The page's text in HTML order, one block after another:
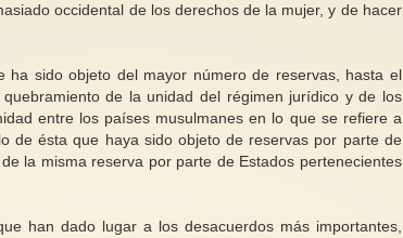
occidental de los derechos de la mujer, y de hacer
sido objeto del mayor número de reservas, hasta el
de la unidad del régimen jurídico y de los
entre los países musulmanes en lo que se refiere a
de ésta que haya sido objeto de reservas por parte de
la misma reserva por parte de Estados pertenecientes
han dado lugar a los desacuerdos más importantes,